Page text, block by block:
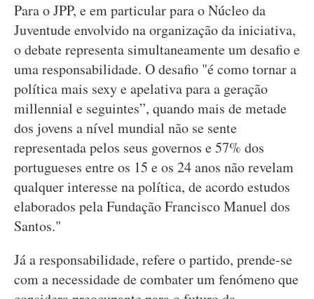
Para o JPP, e em particular para o Núcleo da
Juventude envolvido na organização da iniciativa,
o debate representa simultaneamente um desafio e
uma responsabilidade. O desafio "é como tornar a
política mais sexy e apelativa para a geração
millennial e seguintes”, quando mais de metade
dos jovens a nível mundial não se sente
representada pelos seus governos e 57% dos
portugueses entre os 15 e os 24 anos não revelam
qualquer interesse na política, de acordo estudos
elaborados pela Fundação Francisco Manuel dos
Santos."
Já a responsabilidade, refere o partido, prende-se
com a necessidade de combater um fenómeno que